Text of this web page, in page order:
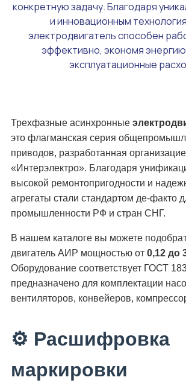
конкретную задачу. Благодаря
и инновационным
электродвигатель способен
эффективно, экономя
эксплуатационные
Трехфазные асинхронные
это флагманская серия
приводов, разработанная
«Интерэлектро». Благодаря
высокой ремонтопригодности и
агрегаты стали стандартом де-факто
промышленности РФ и стран СНГ.
В нашем каталоге вы можете
двигатель АИР мощностью от 0,12 до
Оборудование соответствует ГОСТ
предназначено для комплектации
вентиляторов, конвейеров,
⚙️ Расшифровка
маркировки